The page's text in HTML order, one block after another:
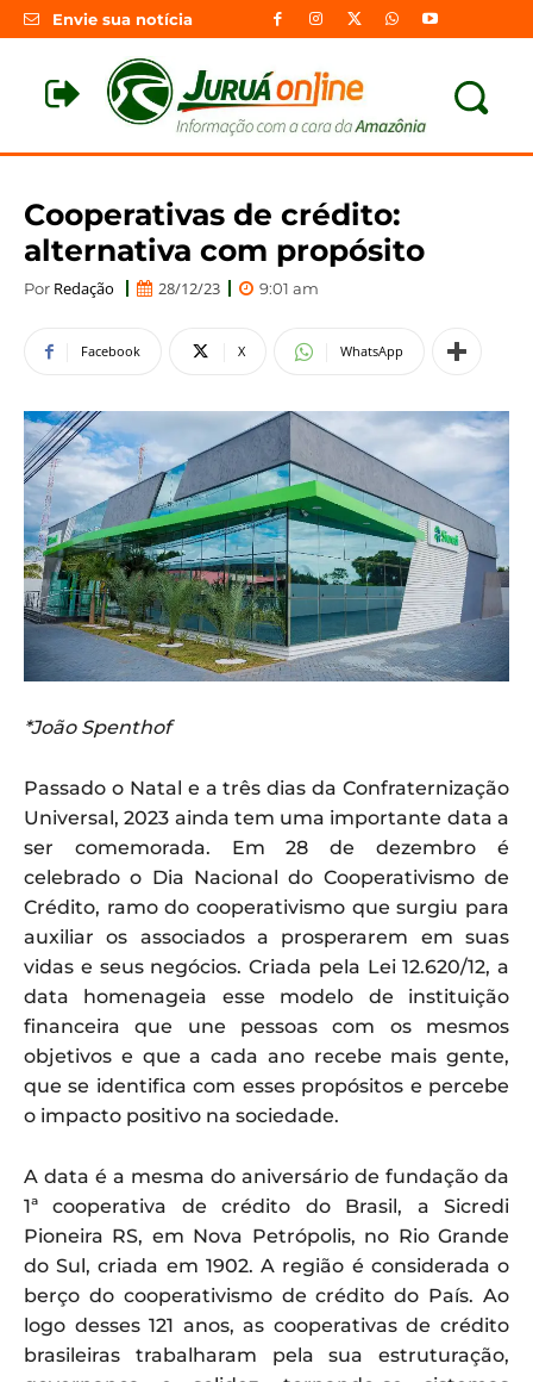
Envie sua notícia
Cooperativas de crédito:
alternativa com propósito
Por Redação 28/12/23 9:01 am
Facebook X WhatsApp
*João Spenthof
Passado o Natal e a três dias da Confraternização
Universal, 2023 ainda tem uma importante data a
ser comemorada. Em 28 de dezembro é
celebrado o Dia Nacional do Cooperativismo de
Crédito, ramo do cooperativismo que surgiu para
auxiliar os associados a prosperarem em suas
vidas e seus negócios. Criada pela Lei 12.620/12, a
data homenageia esse modelo de instituição
financeira que une pessoas com os mesmos
objetivos e que a cada ano recebe mais gente,
que se identifica com esses propósitos e percebe
o impacto positivo na sociedade.
A data é a mesma do aniversário de fundação da
1ª cooperativa de crédito do Brasil, a Sicredi
Pioneira RS, em Nova Petrópolis, no Rio Grande
do Sul, criada em 1902. A região é considerada o
berço do cooperativismo de crédito do País. Ao
logo desses 121 anos, as cooperativas de crédito
brasileiras trabalharam pela sua estruturação,